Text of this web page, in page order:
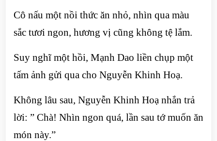
Cô nấu một nồi thức ăn nhỏ, nhìn qua màu
sắc tươi ngon, hương vị cũng không tệ lắm.
Suy nghĩ một hồi, Mạnh Dao liền chụp một
tấm ảnh gửi qua cho Nguyễn Khinh Hoạ.
Không lâu sau, Nguyễn Khinh Hoạ nhắn trả
lời: ” Chà! Nhìn ngon quá, lần sau tớ muốn ăn
món này.”